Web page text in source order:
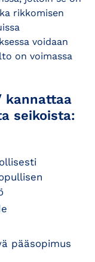
rikkomisen
voidaan
on voimassa
kannattaa
seikoista:
pääsopimus